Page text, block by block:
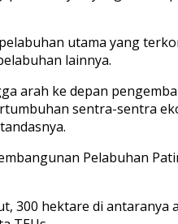
utama yang
lainnya.
arah ke depan
sentra-sentra
Pelabuhan
300 hektare di